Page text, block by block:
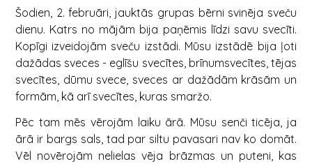
Šodien, 2. februāri, jauktās grupas bērni svinēja sveču
dienu. Katrs no mājām bija paņēmis līdzi savu svecīti.
Kopīgi izveidojām sveču izstādi. Mūsu izstādē bija ļoti
dažādas sveces - eglīšu svecītes, brīnumsvecītes, tējas
svecītes, dūmu svece, sveces ar dažādām krāsām un
formām, kā arī svecītes, kuras smaržo.
Pēc tam mēs vērojām laiku ārā. Mūsu senči ticēja, ja
ārā ir bargs sals, tad par siltu pavasari nav ko domāt.
Vēl novērojām nelielas vēja brāzmas un puteni, kas